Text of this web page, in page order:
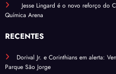
Jesse Lingard é o novo reforço do
Química Arena
RECENTES
Dorival Jr. e Corinthians em alerta:
Parque São Jorge